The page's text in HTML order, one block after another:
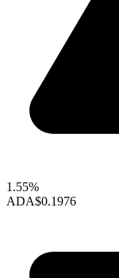
1.55%
ADA$0.1976